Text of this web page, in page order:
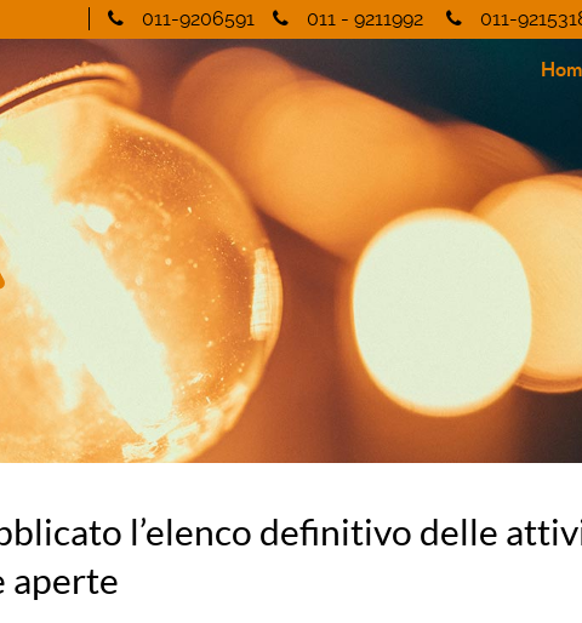
011-9206591 011 - 9211992 011-
l’elenco definitivo delle
aperte